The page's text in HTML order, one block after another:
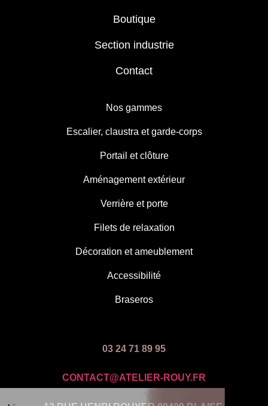
Boutique
Section industrie
Contact
Nos gammes
Escalier, claustra et garde-corps
Portail et clôture
Aménagement extérieur
Verrière et porte
Filets de relaxation
Décoration et ameublement
Accessibilité
Braseros
03 24 71 89 95
CONTACT@ATELIER-ROUY.FR